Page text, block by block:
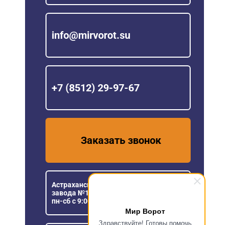
Мир Ворот
Здравствуйте! Готовы помочь
info@mirvorot.su
+7 (8512) 29-97-67
Заказать звонок
Астраханская область, пос. Кирпичного
завода №1, ул. Новая, 5
пн-сб с 9:00 до 18:00